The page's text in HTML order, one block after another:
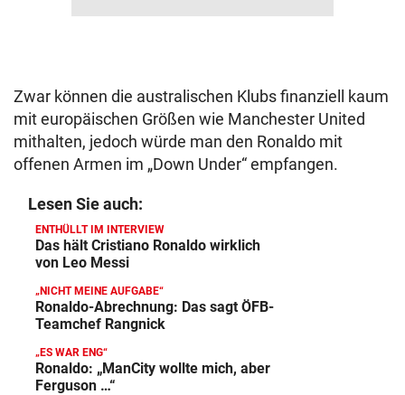
Zwar können die australischen Klubs finanziell kaum
mit europäischen Größen wie Manchester United
mithalten, jedoch würde man den Ronaldo mit
offenen Armen im „Down Under“ empfangen.
Lesen Sie auch:
ENTHÜLLT IM INTERVIEW
Das hält Cristiano Ronaldo wirklich
von Leo Messi
„NICHT MEINE AUFGABE“
Ronaldo-Abrechnung: Das sagt ÖFB-
Teamchef Rangnick
„ES WAR ENG“
Ronaldo: „ManCity wollte mich, aber
Ferguson …“